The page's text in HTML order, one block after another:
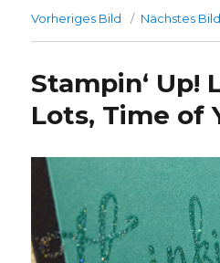
Vorheriges Bild Nächstes Bild
Stampin‘ Up!
Lots, Time of